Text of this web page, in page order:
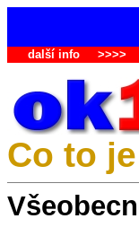
další info>>>>
Co to